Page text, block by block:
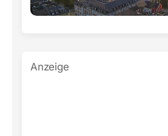
Anzeige